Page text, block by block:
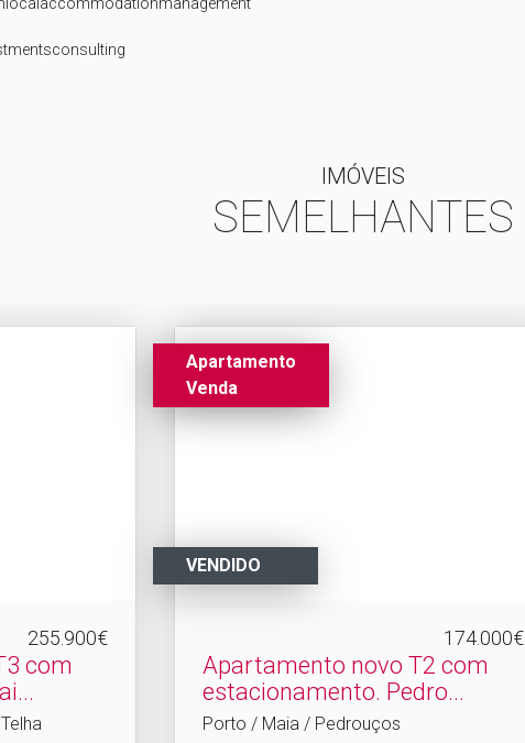
IMÓVEIS
SEMELHANTES
255.900€
com
Apartamento
Venda
VENDIDO
174.000€
Apartamento novo T2 com
estacionamento.​ Pedro...
Porto / Maia / Pedrouços